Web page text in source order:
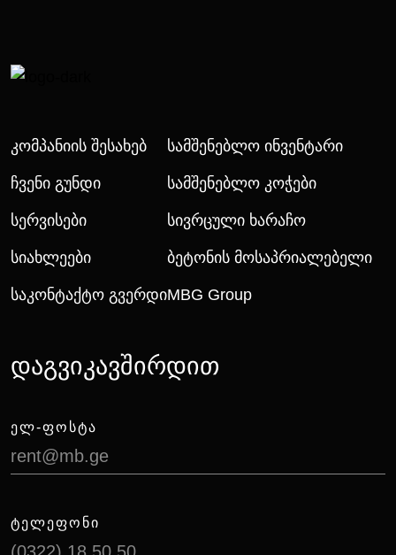
Კომპანიის Შესახებ
Ჩვენი Გუნდი
Სერვისები
Სიახლეები
Საკონტაქტო Გვერდი
Სამშენებლო Ინვენტარი
Სამშენებლო Კოჭები
Სივრცული Ხარაჩო
Ბეტონის Მოსაპრიალებელი
MBG Group
დაგვიკავშირდით
ᲔᲚ-ᲤᲝᲡᲢᲐ
rent@mb.ge
ᲢᲔᲚᲔᲤᲝᲜᲘ